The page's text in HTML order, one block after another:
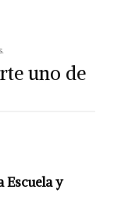
uno de
Escuela y